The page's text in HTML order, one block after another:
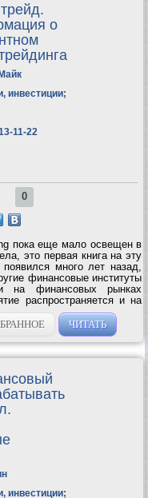
о
инвестиции;
11-22
0
пока еще мало освещен в
это первая книга на эту
много лет назад,
финансовые институты
на финансовых рынках
распространяется и на
заработную плату, но
ЧИТАТЬ
инвестиции;